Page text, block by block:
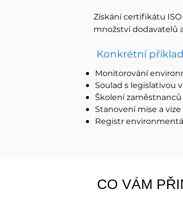
Získání certifikátu
množství dodavatelů
Konkrétní
Monitorování
Soulad s legislativou
Školení
Stanovení mise a
Registr
CO VÁM